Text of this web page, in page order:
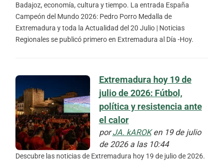
Badajoz, economía, cultura y tiempo. La entrada España
Campeón del Mundo 2026: Pedro Porro Medalla de
Extremadura y toda la Actualidad del 20 Julio | Noticias
Regionales se publicó primero en Extremadura al Día -Hoy.
Extremadura hoy 19 de
julio de 2026: Fútbol,
política y resistencia ante
el calor
porJA. kAROKen 19 de julio
de 2026 a las 10:44
Descubre las noticias de Extremadura hoy 19 de julio de 2026.